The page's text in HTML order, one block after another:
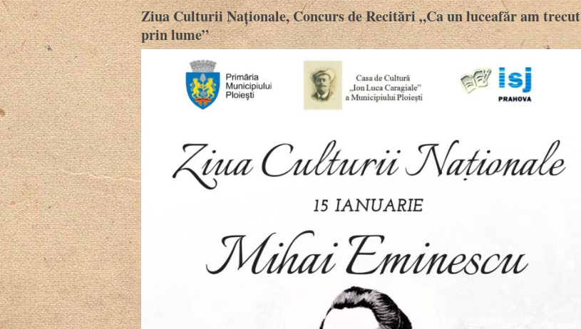
Ziua Culturii Naționale, Concurs de Recitări „Ca un luceafăr am trecut
prin lume”